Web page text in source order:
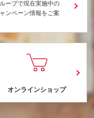
ープで現在実施中の
ンペーン情報をご案
オンラインショップ